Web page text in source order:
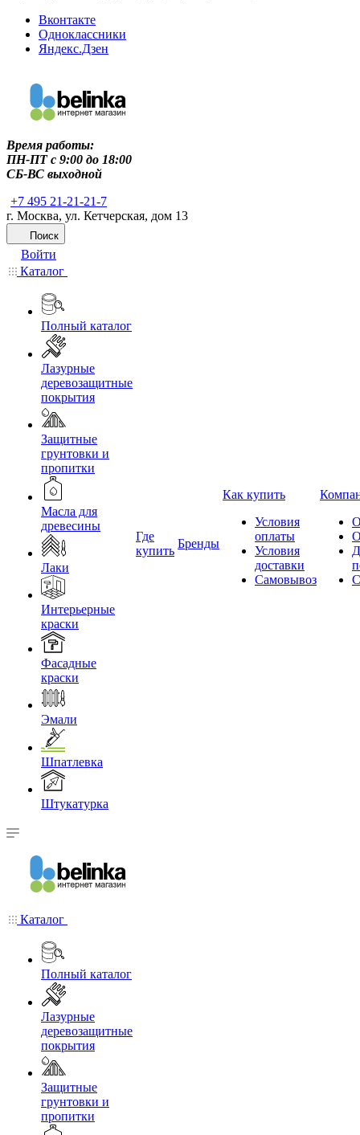
Вконтакте
Одноклассники
Яндекс.Дзен
Время работы:
ПН-ПТ c 9:00 до 18:00
СБ-ВС выходной
+7 495 21-21-21-7
г. Москва, ул. Кетчерская, дом 13
Поиск
Войти
Каталог
Полный каталог
Лазурные
деревозащитные
покрытия
Защитные
грунтовки и
пропитки
Масла для
древесины
Лаки
Интерьерные
краски
Фасадные
краски
Эмали
Шпатлевка
Штукатурка
Где
купить
Бренды
Как купить
Условия
оплаты
Условия
доставки
Самовывоз
Каталог
Полный каталог
Лазурные
деревозащитные
покрытия
Защитные
грунтовки и
пропитки